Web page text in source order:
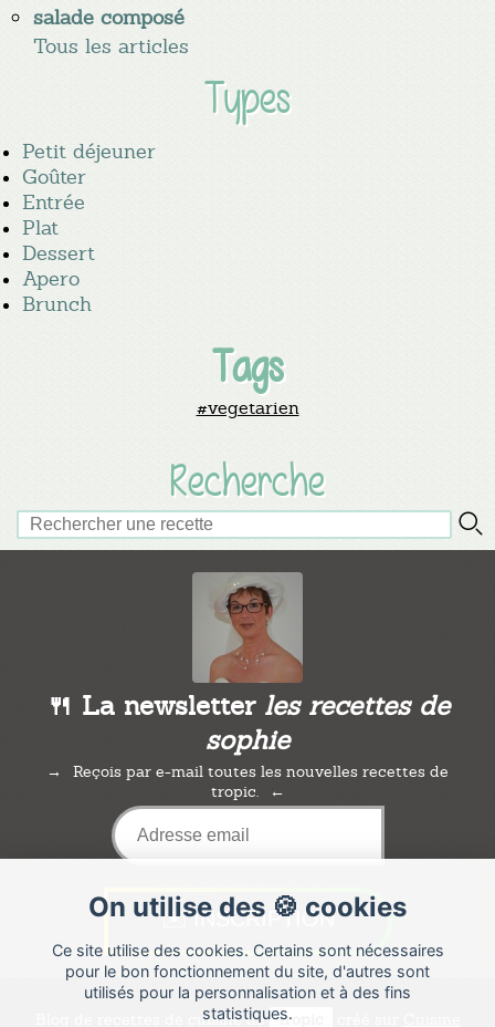
salade composé
Tous les articles
Types
Petit déjeuner
Goûter
Entrée
Plat
Dessert
Apero
Brunch
Tags
#vegetarien
Recherche
On utilise des 🍪 cookies
Ce site utilise des cookies. Certains sont nécessaires
pour le bon fonctionnement du site, d'autres sont
utilisés pour la personnalisation et à des fins
statistiques.
🍴 La newsletter les recettes de
sophie
Reçois par e-mail toutes les nouvelles recettes de
tropic.
Blog de recettes de cuisine de tropic